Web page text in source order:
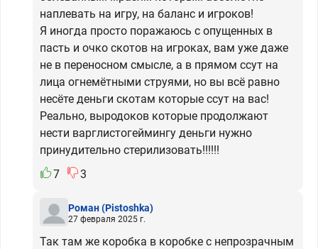
наплевать на игру, на баланс и игроков!
Я иногда просто поражаюсь с опущенных в
пасть и очко скотов на игроках, вам уже даже
не в переносном смысле, а в прямом ссут на
лица огнемётными струями, но вы всё равно
несёте деньги скотам которые ссут на вас!
Реально, выродоков которые продолжают
нести варглистогеймингу деньги нужно
принудительно стерилизовать!!!!!!
7
3
Роман(Pistoshka)
27 февраля 2025 г.
Так там же коробка в коробке с непрозрачным